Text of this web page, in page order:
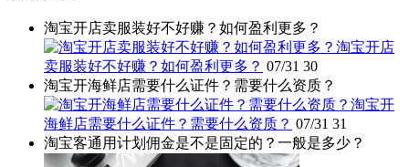
淘宝开店卖服装好不好赚？如何盈利更多？
淘宝开店
卖服装好不好赚？如何盈利更多？ 07/31 30
淘宝开海鲜店需要什么证件？需要什么资质？
淘宝开
海鲜店需要什么证件？需要什么资质？ 07/31 31
淘宝客通用计划佣金是不是固定的？一般是多少？